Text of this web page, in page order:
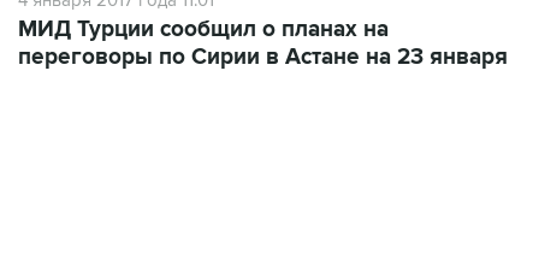
переговоры по Сирии в Астане на 23 января